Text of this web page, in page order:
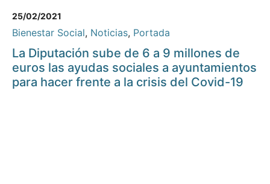
25/02/2021
Bienestar Social, Noticias, Portada
La Diputación sube de 6 a 9 millones de
euros las ayudas sociales a ayuntamientos
para hacer frente a la crisis del Covid-19